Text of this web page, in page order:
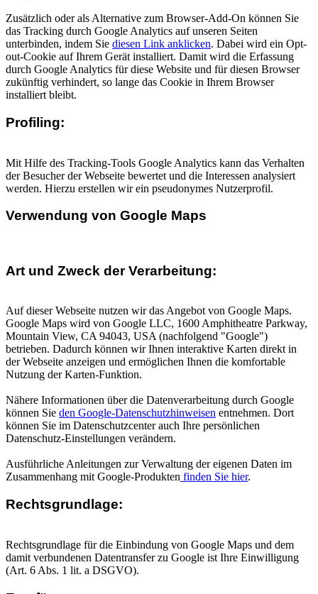
Zusätzlich oder als Alternative zum Browser-Add-On können Sie
das Tracking durch Google Analytics auf unseren Seiten
unterbinden, indem Sie diesen Link anklicken. Dabei wird ein Opt-
out-Cookie auf Ihrem Gerät installiert. Damit wird die Erfassung
durch Google Analytics für diese Website und für diesen Browser
zukünftig verhindert, so lange das Cookie in Ihrem Browser
installiert bleibt.
Profiling:
Mit Hilfe des Tracking-Tools Google Analytics kann das Verhalten
der Besucher der Webseite bewertet und die Interessen analysiert
werden. Hierzu erstellen wir ein pseudonymes Nutzerprofil.
Verwendung von Google Maps
Art und Zweck der Verarbeitung:
Auf dieser Webseite nutzen wir das Angebot von Google Maps.
Google Maps wird von Google LLC, 1600 Amphitheatre Parkway,
Mountain View, CA 94043, USA (nachfolgend "Google")
betrieben. Dadurch können wir Ihnen interaktive Karten direkt in
der Webseite anzeigen und ermöglichen Ihnen die komfortable
Nutzung der Karten-Funktion.
Nähere Informationen über die Datenverarbeitung durch Google
können Sie den Google-Datenschutzhinweisen entnehmen. Dort
können Sie im Datenschutzcenter auch Ihre persönlichen
Datenschutz-Einstellungen verändern.
Ausführliche Anleitungen zur Verwaltung der eigenen Daten im
Zusammenhang mit Google-Produkten finden Sie hier.
Rechtsgrundlage:
Rechtsgrundlage für die Einbindung von Google Maps und dem
damit verbundenen Datentransfer zu Google ist Ihre Einwilligung
(Art. 6 Abs. 1 lit. a DSGVO).